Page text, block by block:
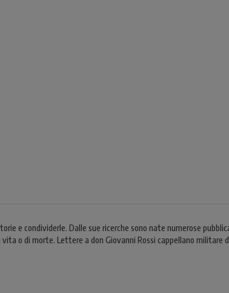
e condividerle. Dalle sue ricerche sono nate numerose
o di morte. Lettere a don Giovanni Rossi cappellano militare